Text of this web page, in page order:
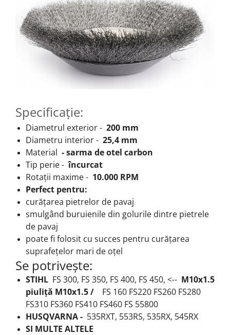
Specificație:
Diametrul exterior - 200 mm
Diametru interior - 25,4 mm
Material - sarma de otel carbon
Tip perie -încurcat
Rotații maxime - 10.000 RPM
Perfect pentru:
curățarea pietrelor de pavaj
smulgând buruienile din golurile dintre pietrele
de pavaj
poate fi folosit cu succes pentru curățarea
suprafețelor mari de oțel
Se potrivește:
STIHL FS 300, FS 350, FS 400, FS 450, <-- M10x1.5
piuliță M10x1.5 /
FS 160 FS220 FS260 FS280
FS310 FS360 FS410 FS460 FS 55800
HUSQVARNA - 535RXT, 553RS, 535RX, 545RX
SI MULTE ALTELE